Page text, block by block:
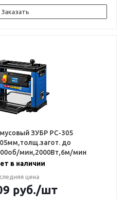
Заказать
ЗУБР РС-305
до
мин,2000Вт,6м/мин
в наличии
цена
руб./шт